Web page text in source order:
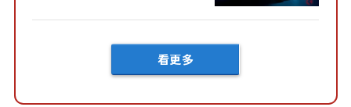
車？...
看更多